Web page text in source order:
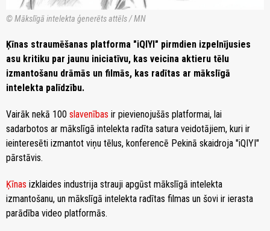
© Mākslīgā intelekta ģenerēts attēls / MN
Ķīnas straumēšanas platforma "iQIYI" pirmdien izpelnījusies
asu kritiku par jaunu iniciatīvu, kas veicina aktieru tēlu
izmantošanu drāmās un filmās, kas radītas ar mākslīgā
intelekta palīdzību.
Vairāk nekā 100 slavenības ir pievienojušās platformai, lai
sadarbotos ar mākslīgā intelekta radīta satura veidotājiem, kuri ir
ieinteresēti izmantot viņu tēlus, konferencē Pekinā skaidroja "iQIYI"
pārstāvis.
Ķīnas izklaides industrija strauji apgūst mākslīgā intelekta
izmantošanu, un mākslīgā intelekta radītas filmas un šovi ir ierasta
parādība video platformās.